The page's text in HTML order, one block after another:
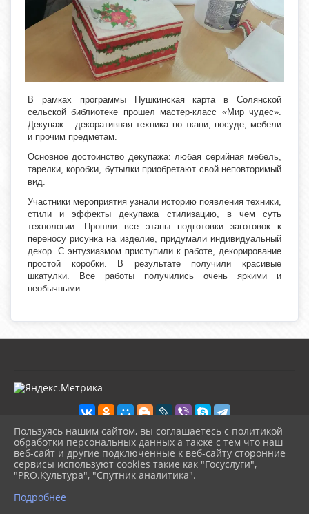
В рамках программы Пушкинская карта в Солянской
сельской библиотеке прошел мастер-класс «Мир чудес».
Декупаж – декоративная техника по ткани, посуде, мебели
и прочим предметам.
Основное достоинство декупажа: любая серийная мебель,
тарелки, коробки, бутылки приобретают свой неповторимый
вид.
Участники мероприятия узнали историю появления техники,
стили и эффекты декупажа стилизацию, в чем суть
технологии. Прошли все этапы подготовки заготовок к
переносу рисунка на изделие, придумали индивидуальный
декор. С энтузиазмом приступили к работе, декорирование
простой коробки. В результате получили красивые
шкатулки. Все работы получились очень яркими и
необычными.
2026 г. kultura-uvat.ru
Вход
Карта сайта
Политика обработки персональных данных
Пользуясь нашим сайтом, вы соглашаетесь с политикой
обработки персональных данных а также с тем что наш
веб-сайт и другие подключенные к веб-сайту сторонние
сервисы используют cookies такие как "Госуслуги",
"PRO.Культура", "Спутник аналитика".
Подробнее